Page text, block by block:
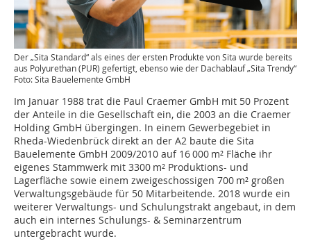
Der „Sita Standard“ als eines der ersten Produkte von Sita wurde bereits
aus Polyurethan (PUR) gefertigt, ebenso wie der Dachablauf „Sita Trendy“
Foto: Sita Bauelemente GmbH
Im Januar 1988 trat die Paul Craemer GmbH mit 50 Prozent
der Anteile in die Gesellschaft ein, die 2003 an die Craemer
Holding GmbH übergingen. In einem Gewerbegebiet in
Rheda-Wiedenbrück direkt an der A2 baute die Sita
Bauelemente GmbH 2009/2010 auf 16 000 m² Fläche ihr
eigenes Stammwerk mit 3300 m² Produktions- und
Lagerfläche sowie einem zweigeschossigen 700 m² großen
Verwaltungsgebäude für 50 Mitarbeitende. 2018 wurde ein
weiterer Verwaltungs- und Schulungstrakt angebaut, in dem
auch ein internes Schulungs- & Seminarzentrum
untergebracht wurde.